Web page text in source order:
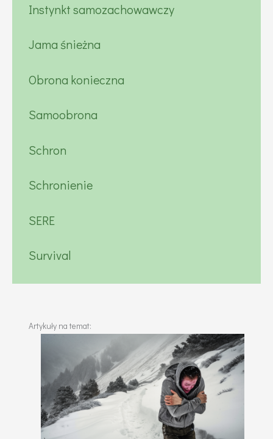
Instynkt samozachowawczy
Jama śnieżna
Obrona konieczna
Samoobrona
Schron
Schronienie
SERE
Survival
Artykuły na temat: